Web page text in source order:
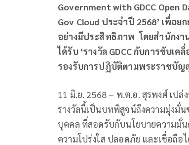
Government with GDCC Open
Gov Cloud ประจำปี 2568’ เพื่อ
อย่างมีประสิทธิภาพ โดยสำนักงา
ได้รับ ‘รางวัล GDCC กับการขับ
รองรับการปฏิบัติตามพระราชบั
11 มิ.ย. 2568 – พ.ต.อ. สุรพงศ์ เป
รางวัลนี้เป็นบทพิสูจน์ถึงความมุ่งมั่น
บุคคล ที่สอดรับกับนโยบายความมั่
ความโปร่งใส ปลอดภัย และเชื่อถื